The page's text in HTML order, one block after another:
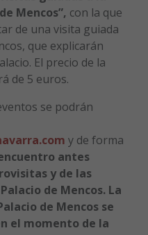
Mencos”, con la que
de una visita guiada
que explicarán
El precio de la
de 5 euros.
se podrán
y de forma
antes
y de las
de Mencos. La
de Mencos se
el momento de la